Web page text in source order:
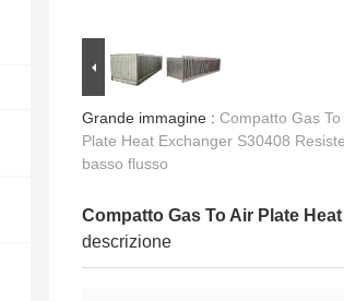
Grande immagine : Compatto Gas To
Plate Heat Exchanger S30408
basso flusso
Compatto Gas To Air Plate
descrizione